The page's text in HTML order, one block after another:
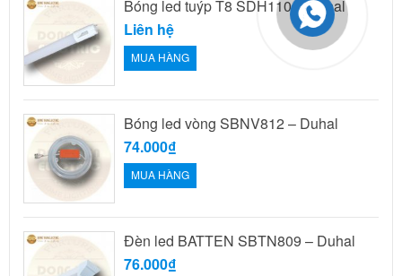
Bóng led tuýp T8 SDH110 – Duhal
Liên hệ
MUA HÀNG
Bóng led vòng SBNV812 – Duhal
74.000₫
MUA HÀNG
Đèn led BATTEN SBTN809 – Duhal
76.000₫